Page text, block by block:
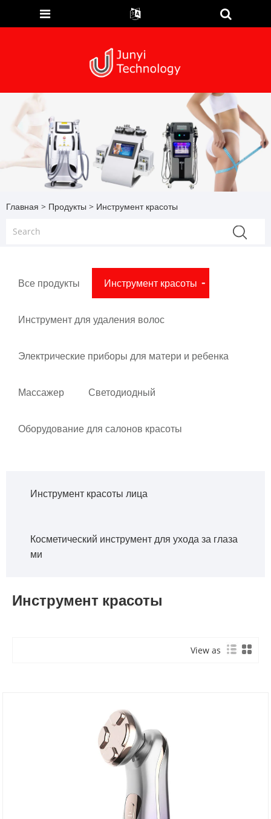
Главная > Продукты > Инструмент красоты
Все продукты Инструмент красоты
Инструмент для удаления волос
Электрические приборы для матери и ребенка
Массажер Светодиодный
Оборудование для салонов красоты
Инструмент красоты лица
Косметический инструмент для ухода за глаза
ми
Инструмент красоты
View as